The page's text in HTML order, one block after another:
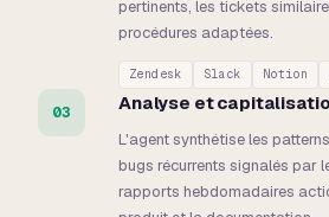
pertinents, les tickets
procédures adaptées.
Zendesk Slack Notion
03 Analyse et
L'agent synthétise les
bugs récurrents signalés par
rapports hebdomadaires